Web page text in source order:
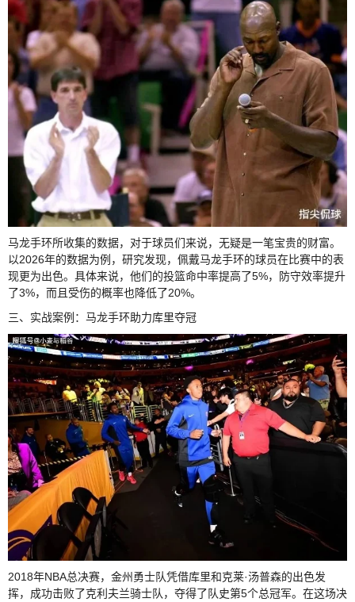
马龙手环所收集的数据，对于球员们来说，无疑是一笔宝贵的财富。
以2026年的数据为例，研究发现，佩戴马龙手环的球员在比赛中的表
现更为出色。具体来说，他们的投篮命中率提高了5%，防守效率提升
了3%，而且受伤的概率也降低了20%。
三、实战案例：马龙手环助力库里夺冠
2018年NBA总决赛，金州勇士队凭借库里和克莱·汤普森的出色发
挥，成功击败了克利夫兰骑士队，夺得了队史第5个总冠军。在这场决